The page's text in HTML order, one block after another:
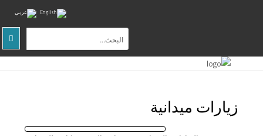
الصفحة
التوعية
زيارات ميدانية